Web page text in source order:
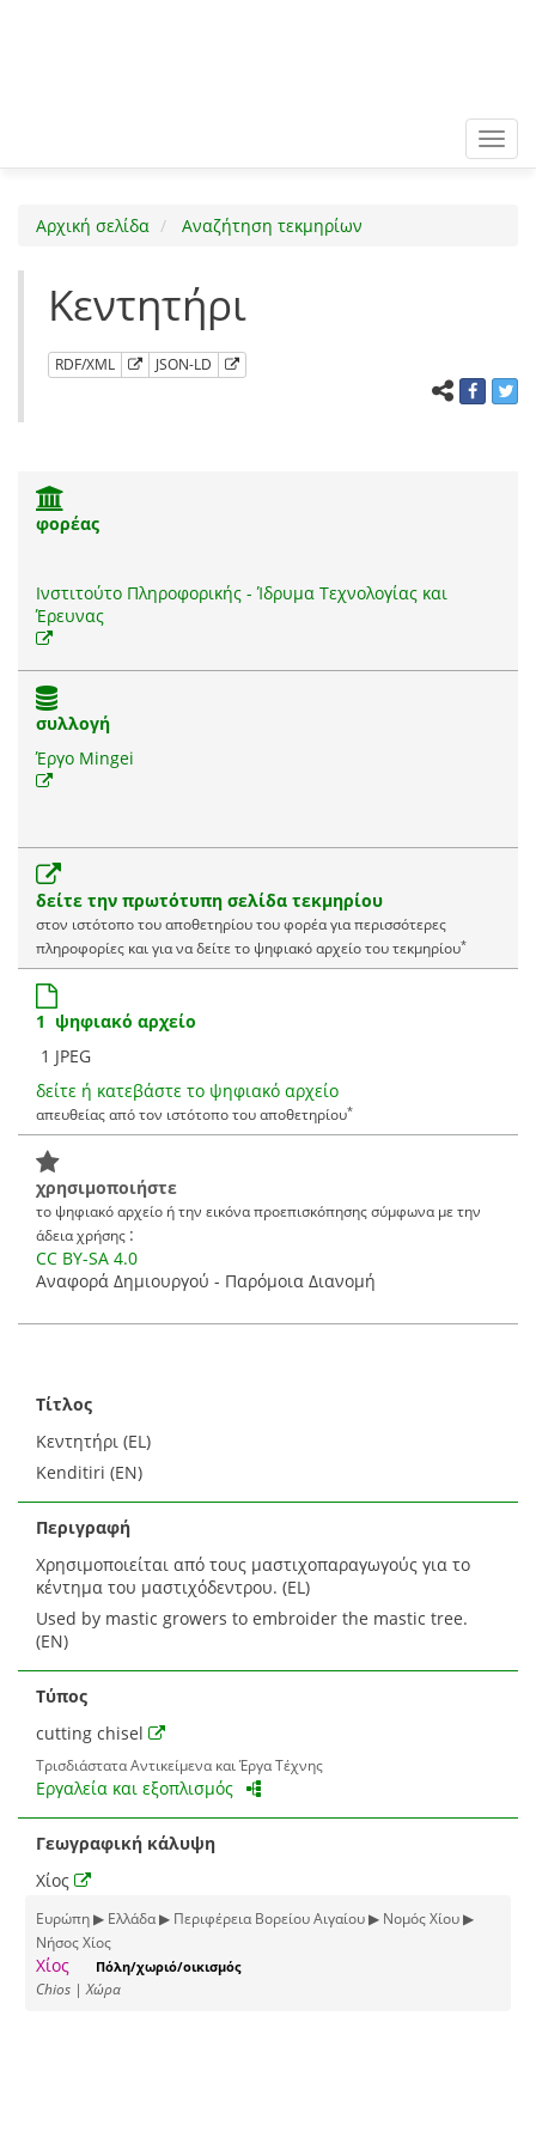
Αρχική σελίδα Αναζήτηση τεκμηρίων
Κεντητήρι
RDF/XML JSON-LD
φορέας
Ινστιτούτο Πληροφορικής - Ίδρυμα Τεχνολογίας και
Έρευνας
συλλογή
Έργο Mingei
δείτε την πρωτότυπη σελίδα τεκμηρίου
στον ιστότοπο του αποθετηρίου του φορέα για περισσότερες
πληροφορίες και για να δείτε το ψηφιακό αρχείο του τεκμηρίου*
1 ψηφιακό αρχείο
1 JPEG
δείτε ή κατεβάστε το ψηφιακό αρχείο
απευθείας από τον ιστότοπο του αποθετηρίου*
χρησιμοποιήστε
το ψηφιακό αρχείο ή την εικόνα προεπισκόπησης σύμφωνα με την
άδεια χρήσης :
CC BY-SA 4.0
Αναφορά Δημιουργού - Παρόμοια Διανομή
Τίτλος
Κεντητήρι (EL)
Kenditiri (EN)
Περιγραφή
Χρησιμοποιείται από τους μαστιχοπαραγωγούς για το
κέντημα του μαστιχόδεντρου. (EL)
Used by mastic growers to embroider the mastic tree.
(EN)
Τύπος
cutting chisel
Τρισδιάστατα Αντικείμενα και Έργα Τέχνης
Εργαλεία και εξοπλισμός
Γεωγραφική κάλυψη
Χίος
Ευρώπη ▶ Ελλάδα ▶ Περιφέρεια Βορείου Αιγαίου ▶ Νομός Χίου ▶
Νήσος Χίος
Χίος Πόλη/χωριό/οικισμός
Chios | Χώρα